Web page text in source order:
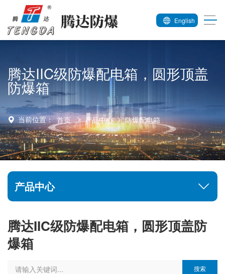
English
腾达IIC级防爆配电箱，圆形顶盖
防爆箱
当前位置： 首页 产品中心 防爆配电箱
产品中心
腾达IIC级防爆配电箱，圆形顶盖防
爆箱
搜索